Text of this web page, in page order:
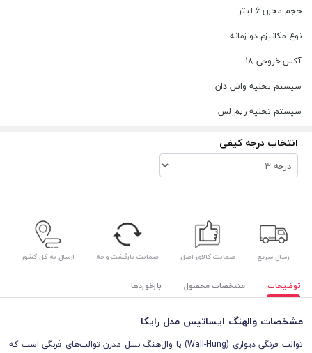
حجم مخزن 6 لیتر
نوع مکانیزم دو زمانه
آکس خروجی 18
سیستم تخلیه واش دان
سیستم تخلیه ریم لس
انتخاب درجه کیفی
ارسال سریع ضمانت کالای اصل ضمانت بازگشت وجه ارسال به کل کشور
توضیحات مشخصات محصول بازخوردها
مشخصات والهنگ ایساتیس مدل رایکا
توالت فرنگی دیواری (Wall-Hung) یا وال‌هنگ نسل مدرن توالت‌های فرنگی است که